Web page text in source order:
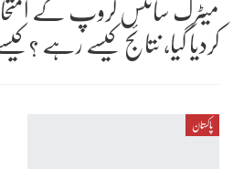
میٹرک سائنس گروپ کے
کردیا گیا، نتائج کیسے رہے
پاکستان